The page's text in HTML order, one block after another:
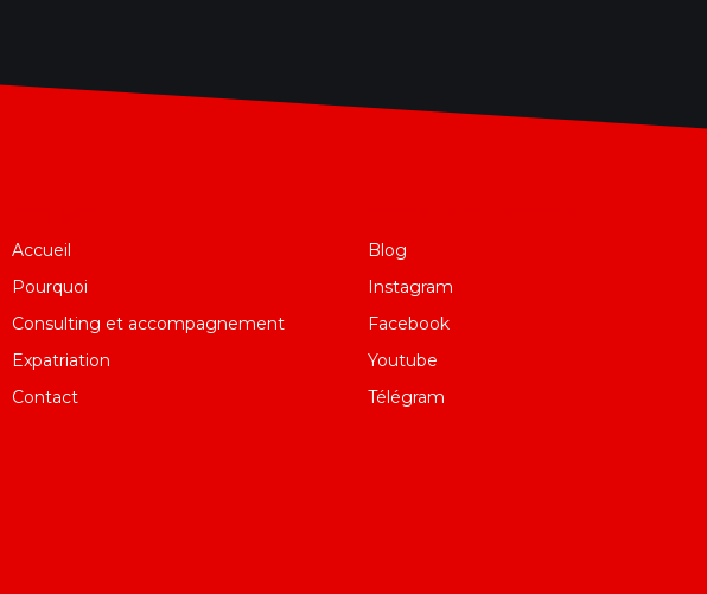
Accueil
Pourquoi
Consulting et accompagnement
Expatriation
Contact
Blog
Instagram
Facebook
Youtube
Télégram